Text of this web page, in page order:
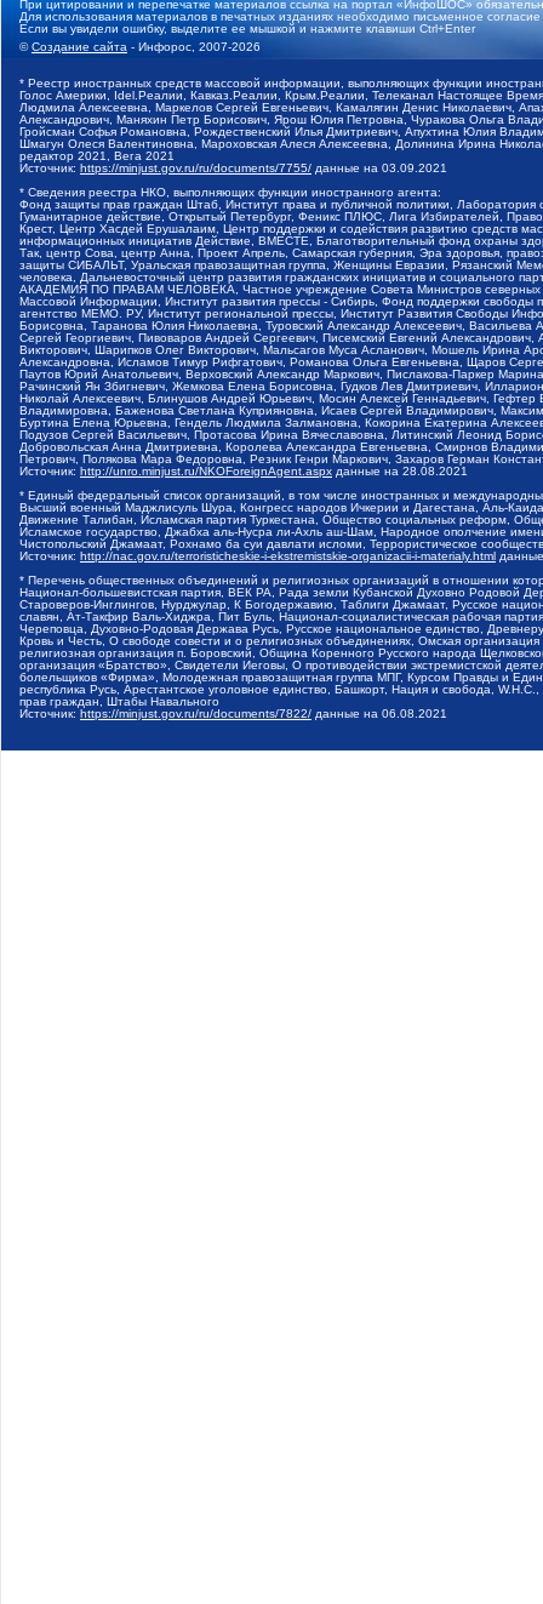
При цитировании и перепечатке материалов ссылка на портал «ИнфоШОС»
Для использования материалов в печатных изданиях необходимо письменное
Если вы увидели ошибку, выделите ее мышкой и нажмите клавиши Ctrl+Enter
©Создание сайта - Инфорос, 2007-2026
* Реестр иностранных средств массовой информации, выполняющих функции
Голос Америки, Idel.Реалии, Кавказ.Реалии, Крым.Реалии, Телеканал Настоящее
Людмила Алексеевна, Маркелов Сергей Евгеньевич, Камалягин Денис Николаевич,
Александрович, Маняхин Петр Борисович, Ярош Юлия Петровна, Чуракова Ольга
Гройсман Софья Романовна, Рождественский Илья Дмитриевич, Апухтина Юлия
Шмагун Олеся Валентиновна, Мароховская Алеся Алексеевна, Долинина Ирина
редактор 2021, Вега 2021
Источник: https://minjust.gov.ru/ru/documents/7755/ данные на 03.09.2021
* Сведения реестра НКО, выполняющих функции иностранного агента:
Фонд защиты прав граждан Штаб, Институт права и публичной политики,
Гуманитарное действие, Открытый Петербург, Феникс ПЛЮС, Лига Избирателей,
Крест, Центр Хасдей Ерушалаим, Центр поддержки и содействия развитию средств
информационных инициатив Действие, ВМЕСТЕ, Благотворительный фонд охраны
Так, центр Сова, центр Анна, Проект Апрель, Самарская губерния, Эра здоровья,
защиты СИБАЛЬТ, Уральская правозащитная группа, Женщины Евразии, Рязанский
человека, Дальневосточный центр развития гражданских инициатив и социального
АКАДЕМИЯ ПО ПРАВАМ ЧЕЛОВЕКА, Частное учреждение Совета Министров северных
Массовой Информации, Институт развития прессы - Сибирь, Фонд поддержки
агентство МЕМО. РУ, Институт региональной прессы, Институт Развития Свободы
Борисовна, Таранова Юлия Николаевна, Туровский Александр Алексеевич,
Сергей Георгиевич, Пивоваров Андрей Сергеевич, Писемский Евгений
Викторович, Шарипков Олег Викторович, Мальсагов Муса Асланович, Мошель Ирина
Александровна, Исламов Тимур Рифгатович, Романова Ольга Евгеньевна, Щаров
Паутов Юрий Анатольевич, Верховский Александр Маркович, Пислакова-Паркер
Рачинский Ян Збигневич, Жемкова Елена Борисовна, Гудков Лев Дмитриевич,
Николай Алексеевич, Блинушов Андрей Юрьевич, Мосин Алексей Геннадьевич,
Владимировна, Баженова Светлана Куприяновна, Исаев Сергей Владимирович,
Буртина Елена Юрьевна, Гендель Людмила Залмановна, Кокорина Екатерина
Подузов Сергей Васильевич, Протасова Ирина Вячеславовна, Литинский Леонид
Добровольская Анна Дмитриевна, Королева Александра Евгеньевна, Смирнов
Петрович, Полякова Мара Федоровна, Резник Генри Маркович, Захаров Герман
Источник: http://unro.minjust.ru/NKOForeignAgent.aspx данные на 28.08.2021
* Единый федеральный список организаций, в том числе иностранных и
Высший военный Маджлисуль Шура, Конгресс народов Ичкерии и Дагестана, Аль-
Движение Талибан, Исламская партия Туркестана, Общество социальных реформ,
Исламское государство, Джабха аль-Нусра ли-Ахль аш-Шам, Народное ополчение
Чистопольский Джамаат, Рохнамо ба суи давлати исломи, Террористическое
Источник: http://nac.gov.ru/terroristicheskie-i-ekstremistskie-organizacii-i-materialy.html
* Перечень общественных объединений и религиозных организаций в отношении
Национал-большевистская партия, ВЕК РА, Рада земли Кубанской Духовно Родовой
Староверов-Инглингов, Нурджулар, К Богодержавию, Таблиги Джамаат, Русское
славян, Ат-Такфир Валь-Хиджра, Пит Буль, Национал-социалистическая рабочая
Череповца, Духовно-Родовая Держава Русь, Русское национальное единство,
Кровь и Честь, О свободе совести и о религиозных объединениях, Омская
религиозная организация п. Боровский, Община Коренного Русского народа
организация «Братство», Свидетели Иеговы, О противодействии экстремистской
болельщиков «Фирма», Молодежная правозащитная группа МПГ, Курсом Правды и
республика Русь, Арестантское уголовное единство, Башкорт, Нация и свобода,
прав граждан, Штабы Навального
Источник: https://minjust.gov.ru/ru/documents/7822/ данные на 06.08.2021